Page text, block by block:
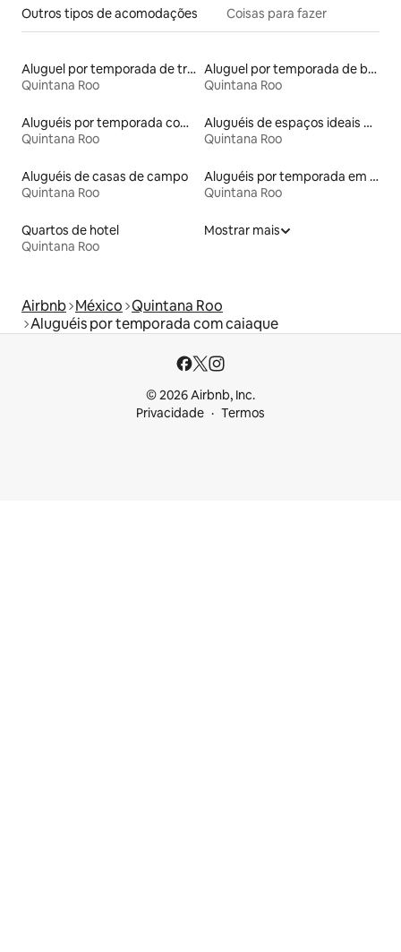
Outros tipos de acomodações Coisas para fazer
Aluguel por temporada de trailers
Quintana Roo
Aluguel por temporada de barcos
Quintana Roo
Aluguéis por temporada com suítes privativas
Quintana Roo
Aluguéis de espaços ideais para famílias
Quintana Roo
Aluguéis de casas de campo
Quintana Roo
Aluguéis por temporada em resorts
Quintana Roo
Quartos de hotel
Quintana Roo
Mostrar mais
Airbnb México Quintana Roo
Aluguéis por temporada com caiaque
© 2026 Airbnb, Inc.
Privacidade
Termos